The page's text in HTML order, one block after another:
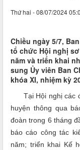
Thứ hai - 08/07/2024
Chiều ngày 5/7,
tổ chức Hội nghị
năm và triển khai
sung Ủy viên Ban
khóa XI, nhiệm kỳ
Tại Hội nghị các
huyện thông qua
đoàn trong 6 tháng
báo cáo công tác
năm; triển khai Kế